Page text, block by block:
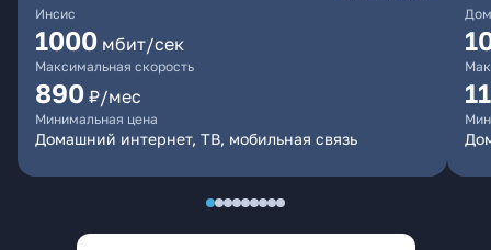
Инсис
1000 мбит/сек
Максимальная скорость
890 ₽/мес
Минимальная цена
Домашний интернет, ТВ, мобильная связь